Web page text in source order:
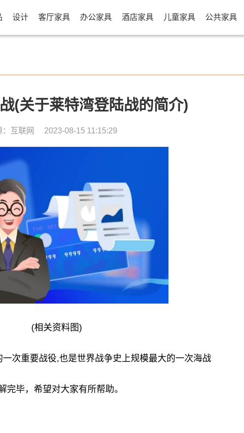
设计 客厅家具 办公家具 酒店家具 儿童家具 公共家具
(关于莱特湾登陆战的简介)
：互联网 2023-08-15 11:15:29
(相关资料图)
次重要战役,也是世界战争史上规模最大的一次海战
毕，希望对大家有所帮助。